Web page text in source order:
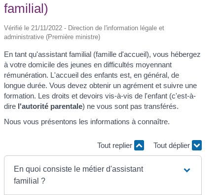
familial)
Vérifié le 21/11/2022 - Direction de l'information légale et
administrative (Première ministre)
En tant qu'assistant familial (famille d'accueil), vous hébergez
à votre domicile des jeunes en difficultés moyennant
rémunération. L'accueil des enfants est, en général, de
longue durée. Vous devez obtenir un agrément et suivre une
formation. Les droits et devoirs vis-à-vis de l'enfant (c'est-à-
dire l'autorité parentale) ne vous sont pas transférés.
Nous vous présentons les informations à connaître.
Tout replier Tout déplier
En quoi consiste le métier d'assistant
familial ?